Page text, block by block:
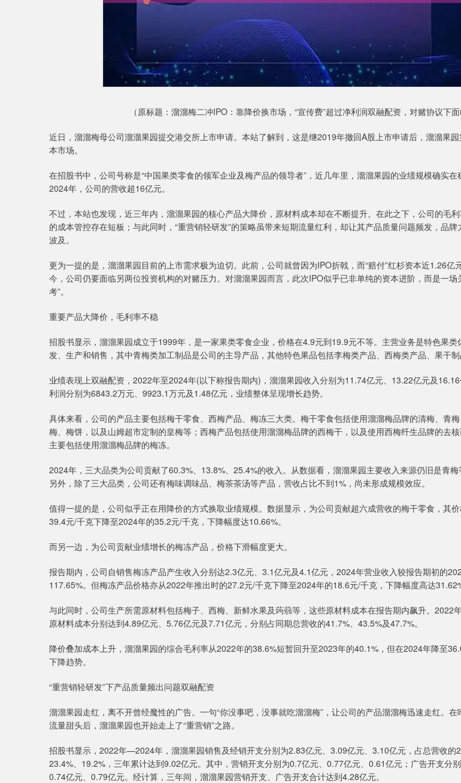
（原标题：溜溜梅二冲IPO：靠降价换市场，“宣传费”超过净利润双融配资，对赌协议下面
近日，溜溜梅母公司溜溜果园提交港交所上市申请。本站了解到，这是继2019年撤回A股上市申请后，溜溜果
本市场。
在招股书中，公司号称是“中国果类零食的领军企业及梅产品的领导者”，近几年里，溜溜果园的业绩规模确实在
2024年，公司的营收超16亿元。
不过，本站也发现，近三年内，溜溜果园的核心产品大降价，原材料成本却在不断提升。在此之下，公司的毛
的成本管控存在短板；与此同时，“重营销轻研发”的策略虽带来短期流量红利，却让其产品质量问题频发，品牌
波及。
更为一提的是，溜溜果园目前的上市需求极为迫切。此前，公司就曾因为IPO折戟，而“赔付”红杉资本近1.26亿
今，公司仍要面临另两位投资机构的对赌压力。对溜溜果园而言，此次IPO似乎已非单纯的资本进阶，而是一场
考”。
重要产品大降价，毛利率不稳
招股书显示，溜溜果园成立于1999年，是一家果类零食企业，价格在4.9元到19.9元不等。主营业务是特色果类
发、生产和销售，其中青梅类加工制品是公司的主导产品，其他特色果品包括李梅类产品、西梅类产品、果干制
业绩表现上双融配资，2022年至2024年(以下称报告期内)，溜溜果园收入分别为11.74亿元、13.22亿元及
利润分别为6843.2万元、9923.1万元及1.48亿元，业绩整体呈现增长趋势。
具体来看，公司的产品主要包括梅干零食、西梅产品、梅冻三大类。梅干零食包括使用溜溜梅品牌的清梅、青
梅、梅饼，以及山姆超市定制的皇梅等；西梅产品包括使用溜溜梅品牌的西梅干，以及使用西梅纤生品牌的去
主要包括使用溜溜梅品牌的梅冻。
2024年，三大品类为公司贡献了60.3%、13.8%、25.4%的收入。从数据看，溜溜果园主要收入来源仍旧是青梅
另外，除了三大品类，公司还有梅味调味品、梅茶茶汤等产品，营收占比不到1%，尚未形成规模效应。
值得一提的是，公司似乎正在用降价的方式换取业绩规模。数据显示，为公司贡献超六成营收的梅干零食，其
39.4元/千克下降至2024年的35.2元/千克，下降幅度达10.66%。
而另一边，为公司贡献业绩增长的梅冻产品，价格下滑幅度更大。
报告期内，公司自销售梅冻产品产生收入分别达2.3亿元、3.1亿元及4.1亿元，2024年营业收入较报告期初的
117.65%。但梅冻产品价格亦从2022年推出时的27.2元/千克下降至2024年的18.6元/千克，下降幅度高达
与此同时，公司生产所需原材料包括梅子、西梅、新鲜水果及蒟蒻等，这些原材料成本在报告期内飙升。2022
原材料成本分别达到4.89亿元、5.76亿元及7.71亿元，分别占同期总营收的41.7%、43.5%及47.7%。
降价叠加成本上升，溜溜果园的综合毛利率从2022年的38.6%短暂回升至2023年的40.1%，但在2024年降至
下降趋势。
“重营销轻研发”下产品质量频出问题双融配资
溜溜果园走红，离不开曾经魔性的广告。一句“你没事吧，没事就吃溜溜梅”，让公司的产品溜溜梅迅速走红。在
流量甜头后，溜溜果园也开始走上了“重营销”之路。
招股书显示，2022年—2024年，溜溜果园销售及经销开支分别为2.83亿元、3.09亿元、3.10亿元，占总营收的
23.4%、19.2%，三年累计达到9.02亿元。其中，营销开支分别为0.7亿元、0.77亿元、0.61亿元；广告开支分别
0.74亿元、0.79亿元。经计算，三年间，溜溜果园营销开支、广告开支合计达到4.28亿元。
1.42%